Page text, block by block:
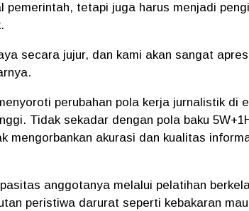
pemerintah, tetapi juga harus menjadi
secara jujur, dan kami akan sangat
perubahan pola kerja jurnalistik di
Tidak sekadar dengan pola baku
mengorbankan akurasi dan kualitas
anggotanya melalui pelatihan
peristiwa darurat seperti kebakaran